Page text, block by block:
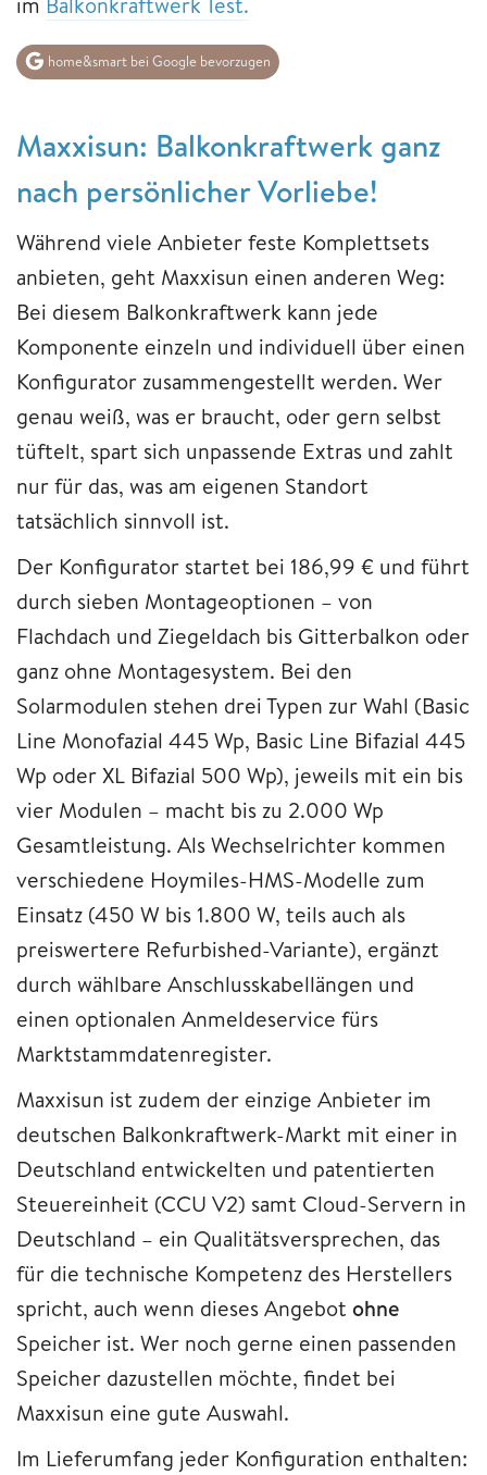
home&smart bei Google bevorzugen
Maxxisun: Balkonkraftwerk ganz
nach persönlicher Vorliebe!
Während viele Anbieter feste Komplettsets
anbieten, geht Maxxisun einen anderen Weg:
Bei diesem Balkonkraftwerk kann jede
Komponente einzeln und individuell über einen
Konfigurator zusammengestellt werden. Wer
genau weiß, was er braucht, oder gern selbst
tüftelt, spart sich unpassende Extras und zahlt
nur für das, was am eigenen Standort
tatsächlich sinnvoll ist.
Der Konfigurator startet bei 186,99 € und führt
durch sieben Montageoptionen – von
Flachdach und Ziegeldach bis Gitterbalkon oder
ganz ohne Montagesystem. Bei den
Solarmodulen stehen drei Typen zur Wahl (Basic
Line Monofazial 445 Wp, Basic Line Bifazial 445
Wp oder XL Bifazial 500 Wp), jeweils mit ein bis
vier Modulen – macht bis zu 2.000 Wp
Gesamtleistung. Als Wechselrichter kommen
verschiedene Hoymiles-HMS-Modelle zum
Einsatz (450 W bis 1.800 W, teils auch als
preiswertere Refurbished-Variante), ergänzt
durch wählbare Anschlusskabellängen und
einen optionalen Anmeldeservice fürs
Marktstammdatenregister.
Maxxisun ist zudem der einzige Anbieter im
deutschen Balkonkraftwerk-Markt mit einer in
Deutschland entwickelten und patentierten
Steuereinheit (CCU V2) samt Cloud-Servern in
Deutschland – ein Qualitätsversprechen, das
für die technische Kompetenz des Herstellers
spricht, auch wenn dieses Angebot ohne
Speicher ist. Wer noch gerne einen passenden
Speicher dazustellen möchte, findet bei
Maxxisun eine gute Auswahl.
Im Lieferumfang jeder Konfiguration enthalten: